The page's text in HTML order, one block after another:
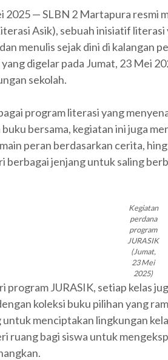
2025 — SLBN 2 Martapura resmi
Asik), sebuah inisiatif
menulis sejak dini di kalangan
digelar pada Jumat, 23 Mei
sekolah.
program literasi yang
buku bersama, kegiatan ini juga
peran berdasarkan cerita,
berbagai jenjang untuk saling
Kegiatan
perdana
program
JURASIK
(Jumat,
23 Mei
2025)
program JURASIK, setiap kelas
koleksi buku pilihan yang
untuk menciptakan lingkungan
ruang bagi siswa untuk